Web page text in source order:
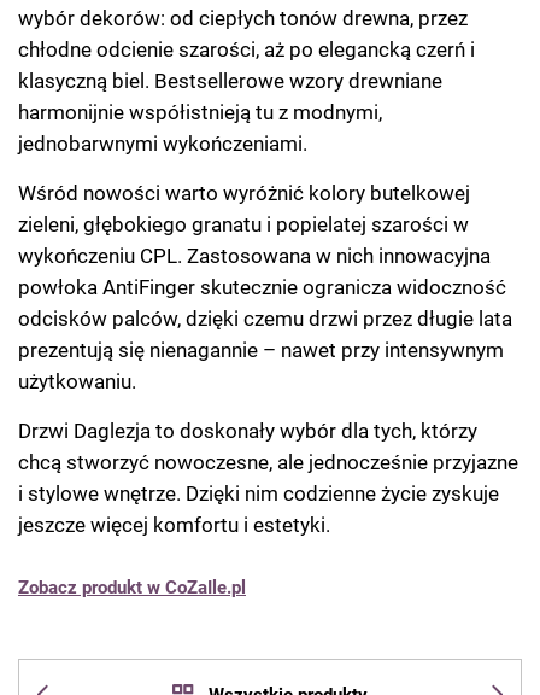
wybór dekorów: od ciepłych tonów drewna, przez
chłodne odcienie szarości, aż po elegancką czerń i
klasyczną biel. Bestsellerowe wzory drewniane
harmonijnie współistnieją tu z modnymi,
jednobarwnymi wykończeniami.
Wśród nowości warto wyróżnić kolory butelkowej
zieleni, głębokiego granatu i popielatej szarości w
wykończeniu CPL. Zastosowana w nich innowacyjna
powłoka AntiFinger skutecznie ogranicza widoczność
odcisków palców, dzięki czemu drzwi przez długie lata
prezentują się nienagannie – nawet przy intensywnym
użytkowaniu.
Drzwi Daglezja to doskonały wybór dla tych, którzy
chcą stworzyć nowoczesne, ale jednocześnie przyjazne
i stylowe wnętrze. Dzięki nim codzienne życie zyskuje
jeszcze więcej komfortu i estetyki.
Zobacz produkt w CoZaIle.pl